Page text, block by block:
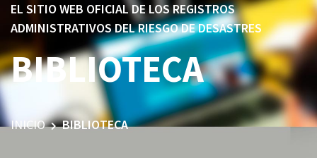
EL SITIO WEB OFICIAL DE LOS REGISTROS
ADMINISTRATIVOS DEL RIESGO DE DESASTRES
BIBLIOTECA
INICIO BIBLIOTECA